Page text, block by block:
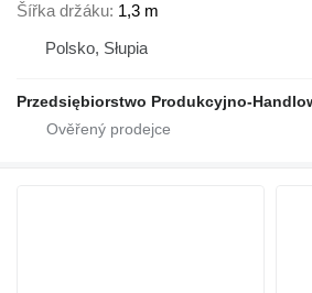
Šířka držáku 1,3 m
Polsko, Słupia